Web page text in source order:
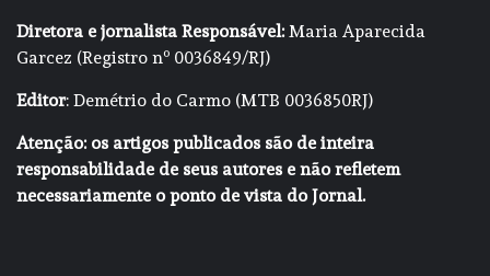
Diretora e jornalista Responsável:Maria Aparecida
Garcez (Registro nº 0036849/RJ)
Editor: Demétrio do Carmo (MTB 0036850RJ)
Atenção: os artigos publicados são de inteira
responsabilidade de seus autores e não refletem
necessariamente o ponto de vista do Jornal.